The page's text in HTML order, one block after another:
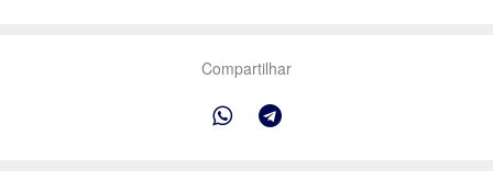
Compartilhar